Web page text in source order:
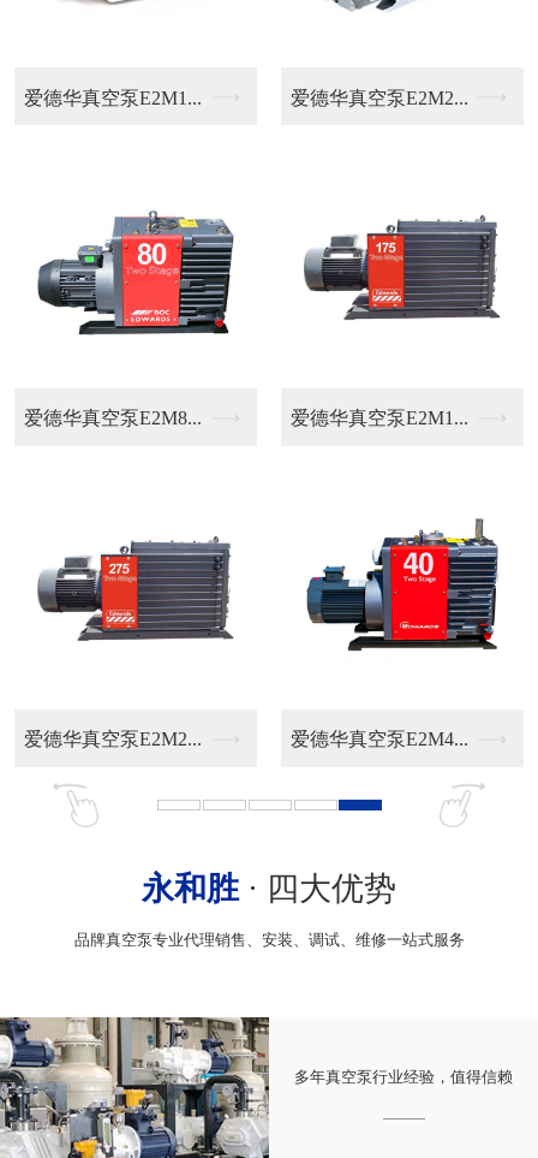
普旭排气滤芯 普旭油过滤器
普旭油过滤器销售 普旭真空泵
普旭真空泵RA016... 普旭真空泵
永和胜· 四大优势
品牌真空泵专业代理销售、安装、调试、维修一站式服务
多年真空泵行业经验，值得信赖